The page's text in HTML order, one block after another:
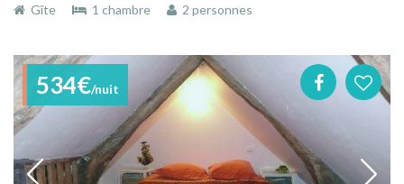
Gîte
1 chambre 2 personnes
534€/nuit